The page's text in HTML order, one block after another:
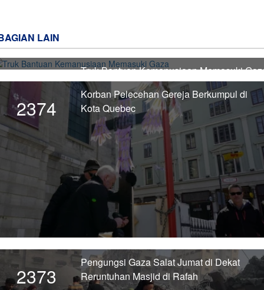
LAIN
2375
Truk Bantuan Kemanusiaan Memasuki
2374
Korban Pelecehan Gereja Berkumpul di
Kota Quebec
2373
Pengungsi Gaza Salat Jumat di Dekat
Reruntuhan Masjid di Rafah